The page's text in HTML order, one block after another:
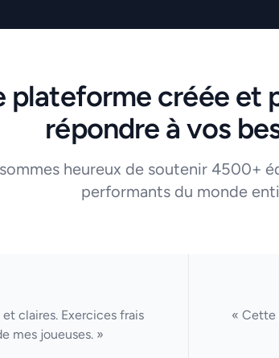
plateforme créée et
répondre à vos
heureux de soutenir 4500+
performants du monde
claires. Exercices frais
mes joueuses. »
« Cette